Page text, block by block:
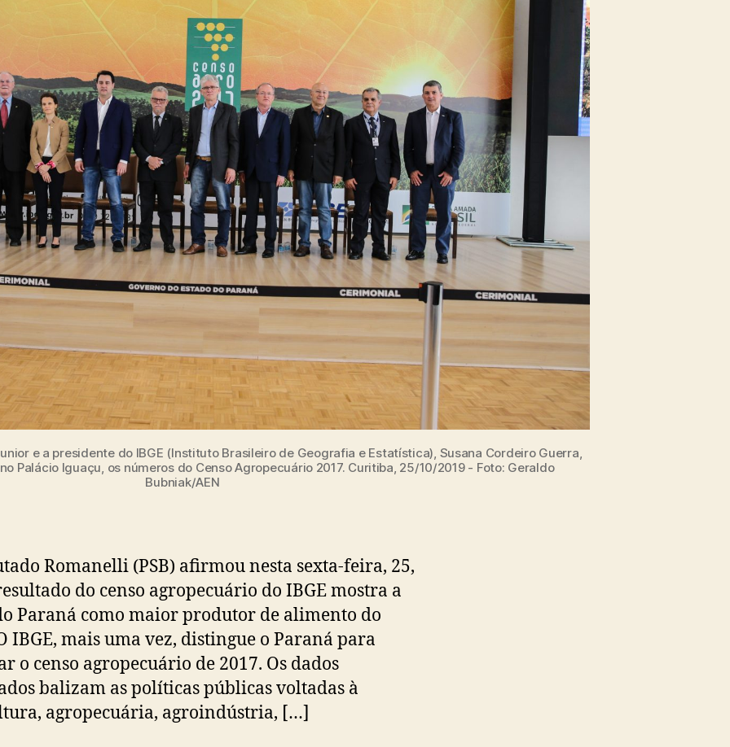
e a presidente do IBGE (Instituto Brasileiro de Geografia e Estatística), Susana Cordeiro Guerra,
Palácio Iguaçu, os números do Censo Agropecuário 2017. Curitiba, 25/10/2019 - Foto: Geraldo
Bubniak/AEN
Romanelli (PSB) afirmou nesta sexta-feira, 25,
do censo agropecuário do IBGE mostra a
Paraná como maior produtor de alimento do
IBGE, mais uma vez, distingue o Paraná para
o censo agropecuário de 2017. Os dados
balizam as políticas públicas voltadas à
agropecuária, agroindústria, […]